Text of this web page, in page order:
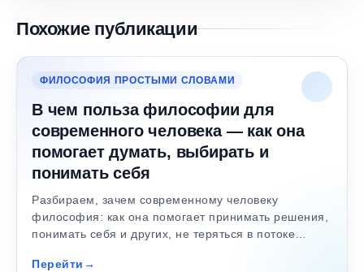
Похожие публикации
ФИЛОСОФИЯ ПРОСТЫМИ СЛОВАМИ
В чем польза философии для
современного человека — как она
помогает думать, выбирать и
понимать себя
Разбираем, зачем современному человеку
философия: как она помогает принимать решения,
понимать себя и других, не теряться в потоке…
Перейти